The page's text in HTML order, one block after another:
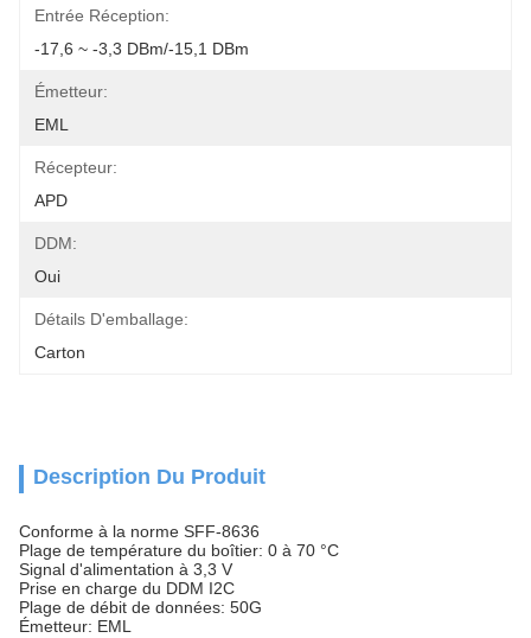
Entrée Réception:
-17,6 ~ -3,3 DBm/-15,1 DBm
Émetteur:
EML
Récepteur:
APD
DDM:
Oui
Détails D'emballage:
Carton
Description Du Produit
Conforme à la norme SFF-8636
Plage de température du boîtier: 0 à 70 °C
Signal d'alimentation à 3,3 V
Prise en charge du DDM I2C
Plage de débit de données: 50G
Émetteur: EML